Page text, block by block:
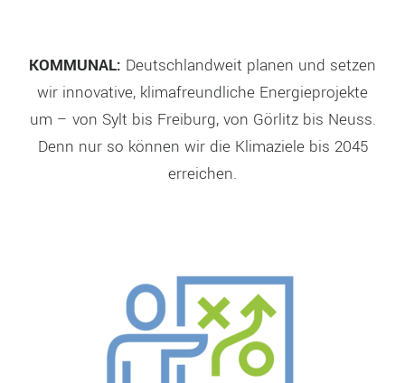
KOMMUNAL: Deutschlandweit planen und setzen
wir innovative, klimafreundliche Energieprojekte
um – von Sylt bis Freiburg, von Görlitz bis Neuss.
Denn nur so können wir die Klimaziele bis 2045
erreichen.